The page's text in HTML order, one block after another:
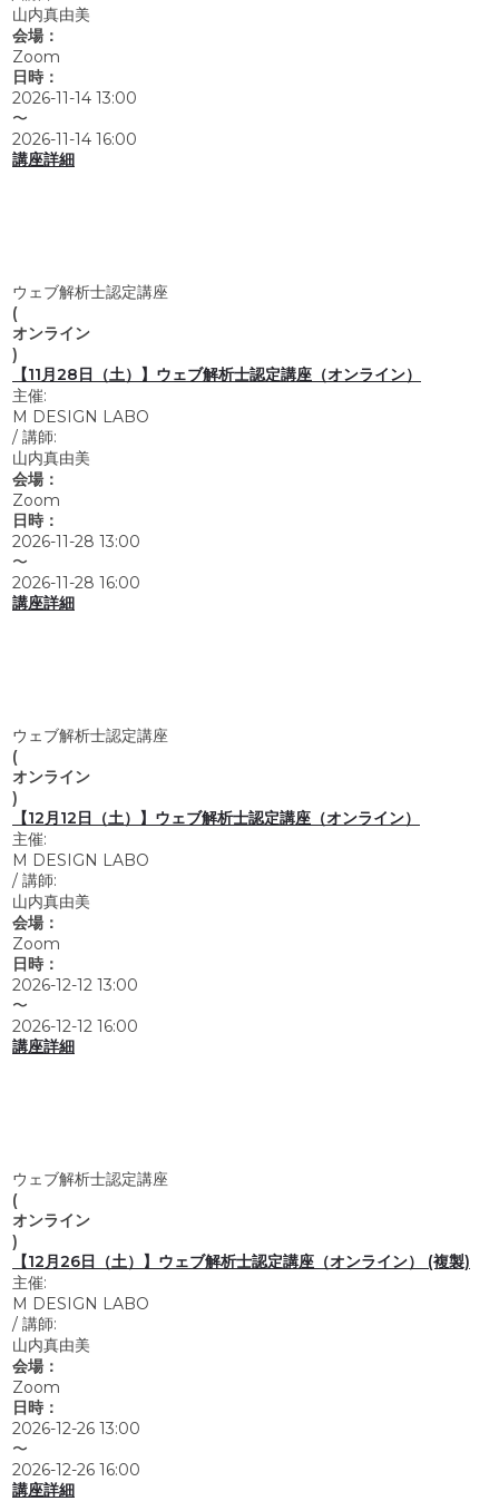
山内真由美
会場：
Zoom
日時：
2026-11-14 13:00
〜
2026-11-14 16:00
講座詳細
ウェブ解析士認定講座
(
オンライン
)
【11月28日（土）】ウェブ解析士認定講座（オンライン）
主催:
M DESIGN LABO
/ 講師:
山内真由美
会場：
Zoom
日時：
2026-11-28 13:00
〜
2026-11-28 16:00
講座詳細
ウェブ解析士認定講座
(
オンライン
)
【12月12日（土）】ウェブ解析士認定講座（オンライン）
主催:
M DESIGN LABO
/ 講師:
山内真由美
会場：
Zoom
日時：
2026-12-12 13:00
〜
2026-12-12 16:00
講座詳細
ウェブ解析士認定講座
(
オンライン
)
【12月26日（土）】ウェブ解析士認定講座（オンライン） (複製)
主催:
M DESIGN LABO
/ 講師:
山内真由美
会場：
Zoom
日時：
2026-12-26 13:00
〜
2026-12-26 16:00
講座詳細